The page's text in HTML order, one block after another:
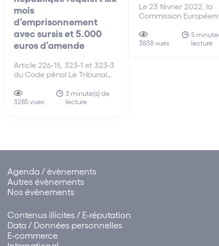
mois
d’emprisonnement
avec sursis et 5.000
euros d’amende
Article 226-15, 323-1 et 323-3
du Code pénal Le Tribunal
entendu le vendredi 20 mai
2022 le Directeur des
3285 vues
3 minute(s) de
lecture
Le 23 février 2022, la
Commission
législative sur
des données, le Data
3838 vues
5
lecture
Agenda / évènements
Autres évènements
Nos évènements
Contenus illicites / E-réputation
Data / Données personnelles
E-commerce